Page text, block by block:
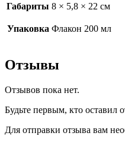
Габариты 8 × 5,8 × 22 см
Упаковка Флакон 200 мл
Отзывы
Отзывов пока нет.
Будьте первым, кто оставил
Для отправки отзыва вам